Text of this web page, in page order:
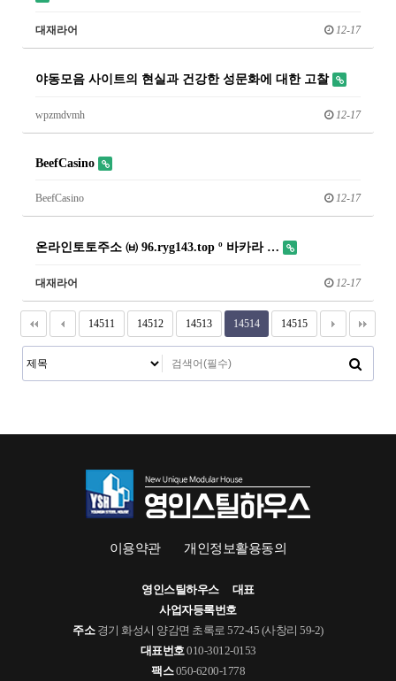
대재라어 12-17
야동모음 사이트의 현실과 건강한 성문화에 대한 고찰
wpzmdvmh 12-17
BeefCasino
BeefCasino 12-17
온라인토토주소 ㈅ 96.ryg143.top º 바카라 …
대재라어 12-17
14511 14512 14513 14514 14515
이용약관 개인정보활용동의
영인스틸하우스
대표
사업자등록번호
주소경기 화성시 양감면 초록로 572-45 (사창리 59-2)
대표번호010-3012-0153
팩스050-6200-1778